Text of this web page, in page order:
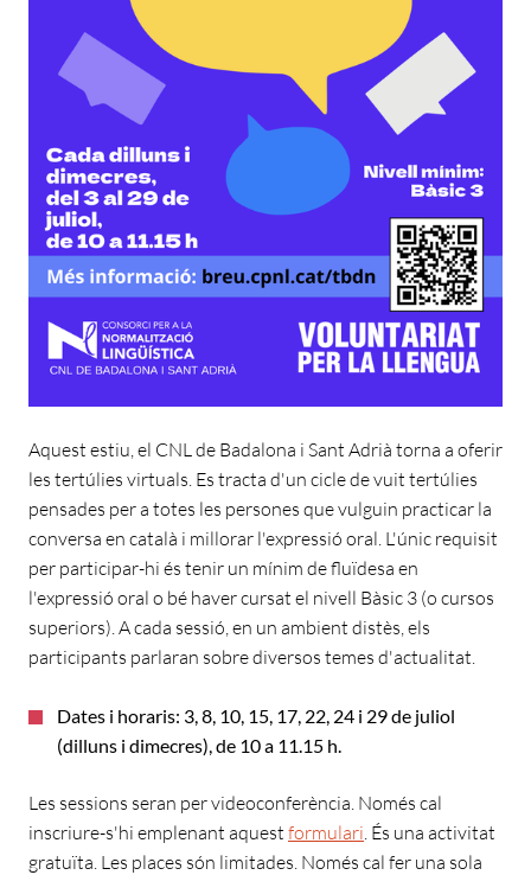
Aquest estiu, el CNL de Badalona i Sant Adrià torna a oferir
les tertúlies virtuals. Es tracta d'un cicle de vuit tertúlies
pensades per a totes les persones que vulguin practicar la
conversa en català i millorar l'expressió oral. L'únic requisit
per participar-hi és tenir un mínim de fluïdesa en
l'expressió oral o bé haver cursat el nivell Bàsic 3 (o cursos
superiors). A cada sessió, en un ambient distès, els
participants parlaran sobre diversos temes d'actualitat.
Dates i horaris: 3, 8, 10, 15, 17, 22, 24 i 29 de juliol
(dilluns i dimecres), de 10 a 11.15 h.
Les sessions seran per videoconferència. Només cal
inscriure-s'hi emplenant aquest formulari . És una activitat
gratuïta. Les places són limitades. Només cal fer una sola